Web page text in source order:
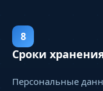
8
Сроки
Персональные